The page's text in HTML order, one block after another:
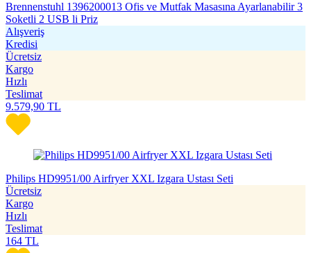
Brennenstuhl 1396200013 Ofis ve Mutfak Masasına Ayarlanabilir 3
Soketli 2 USB li Priz
Alışveriş
Kredisi
Ücretsiz
Kargo
Hızlı
Teslimat
9.579,90 TL
Philips HD9951/00 Airfryer XXL Izgara Ustası Seti
Ücretsiz
Kargo
Hızlı
Teslimat
164 TL